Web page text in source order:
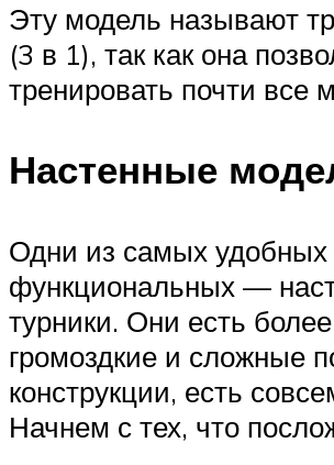
Эту модель называют
(3 в 1), так как она
тренировать почти
Настенные
Одни из самых удобных
функциональных —
турники. Они есть более
громоздкие и сложные
конструкции, есть
Начнем с тех, что